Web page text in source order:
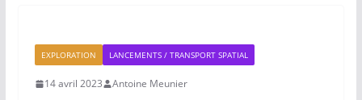
EXPLORATION LANCEMENTS / TRANSPORT SPATIAL
14 avril 2023 Antoine Meunier